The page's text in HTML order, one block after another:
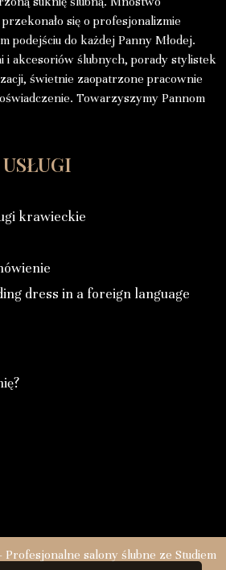
się o profesjonalizmie
podejściu do każdej Panny Młodej.
i akcesoriów ślubnych, porady stylistek
świetnie zaopatrzone pracownie
Towarzyszymy Pannom
krawieckie
dress in a foreign language
salony ślubne ze Studiem